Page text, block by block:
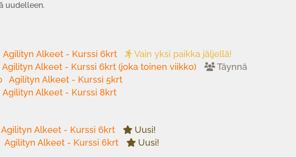
uudelleen.
Agilityn Alkeet - Kurssi 6krt
Vain yksi paikka jäljellä!
Agilityn Alkeet - Kurssi 6krt (joka toinen viikko)
Täynnä
Agilityn Alkeet - Kurssi 5krt
Agilityn Alkeet - Kurssi 8krt
Agilityn Alkeet - Kurssi 6krt
Uusi!
Agilityn Alkeet - Kurssi 6krt Uusi!